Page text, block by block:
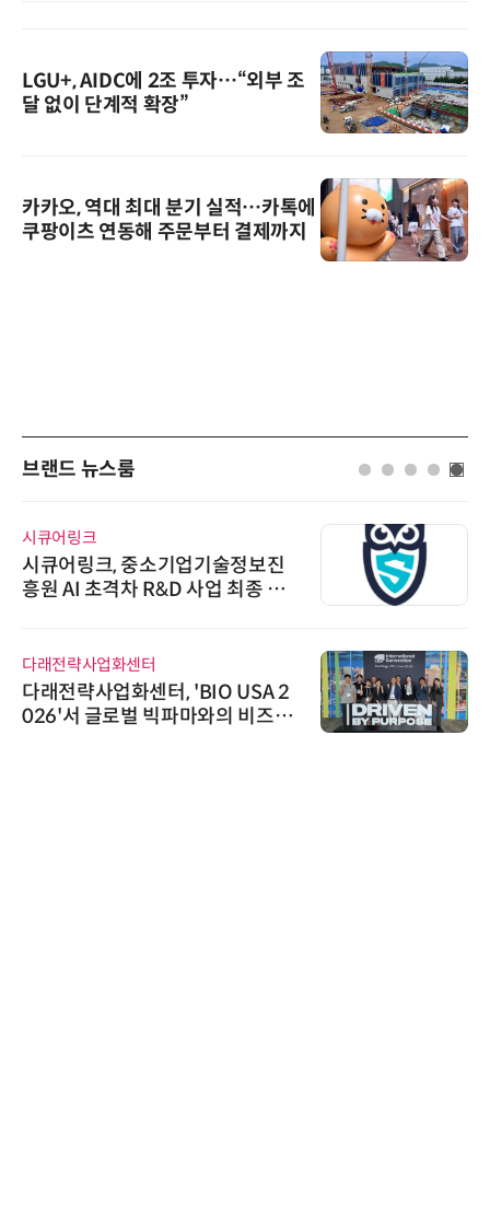
LGU+, AIDC에 2조 투자…“외부 조
달 없이 단계적 확장”
카카오, 역대 최대 분기 실적…카톡에
쿠팡이츠 연동해 주문부터 결제까지
브랜드 뉴스룸
시큐어링크
시큐어링크, 중소기업기술정보진
흥원 AI 초격차 R&D 사업 최종 선
다래전략사업화센터
다래전략사업화센터, 'BIO USA 2
026'서 글로벌 빅파마와의 비즈니